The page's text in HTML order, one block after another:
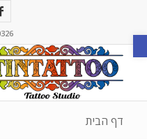
פתח סרגל נגישות
דף הבית